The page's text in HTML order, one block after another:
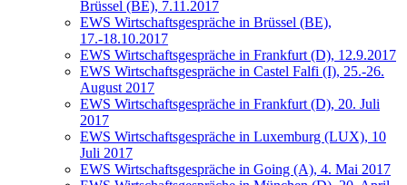
Brüssel (BE), 7.11.2017
EWS Wirtschaftsgespräche in Brüssel (BE),
17.-18.10.2017
EWS Wirtschaftsgespräche in Frankfurt (D), 12.9.2017
EWS Wirtschaftsgespräche in Castel Falfi (I), 25.-26.
August 2017
EWS Wirtschaftsgespräche in Frankfurt (D), 20. Juli
2017
EWS Wirtschaftsgespräche in Luxemburg (LUX), 10
Juli 2017
EWS Wirtschaftsgespräche in Going (A), 4. Mai 2017